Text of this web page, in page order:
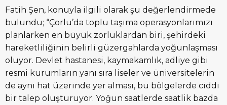
Fatih Şen, konuyla ilgili olarak şu değerlendirmede
bulundu; “Çorlu’da toplu taşıma operasyonlarımızı
planlarken en büyük zorluklardan biri, şehirdeki
hareketliliğinin belirli güzergahlarda yoğunlaşması
oluyor. Devlet hastanesi, kaymakamlık, adliye gibi
resmi kurumların yanı sıra liseler ve üniversitelerin
de aynı hat üzerinde yer alması, bu bölgelerde ciddi
bir talep oluşturuyor. Yoğun saatlerde saatlik bazda